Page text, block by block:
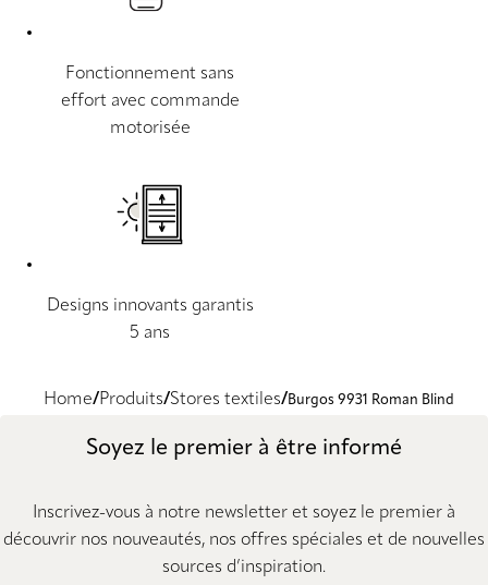
Fonctionnement sans
effort avec commande
motorisée
Designs innovants garantis
5 ans
Home Produits Stores textiles Burgos 9931 Roman Blind
Soyez le premier à être informé
Inscrivez-vous à notre newsletter et soyez le premier à
découvrir nos nouveautés, nos offres spéciales et de nouvelles
sources d’inspiration.